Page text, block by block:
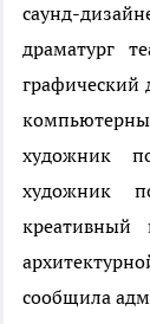
саунд-
драматург
графический
художник
художник
креативный
сообщила